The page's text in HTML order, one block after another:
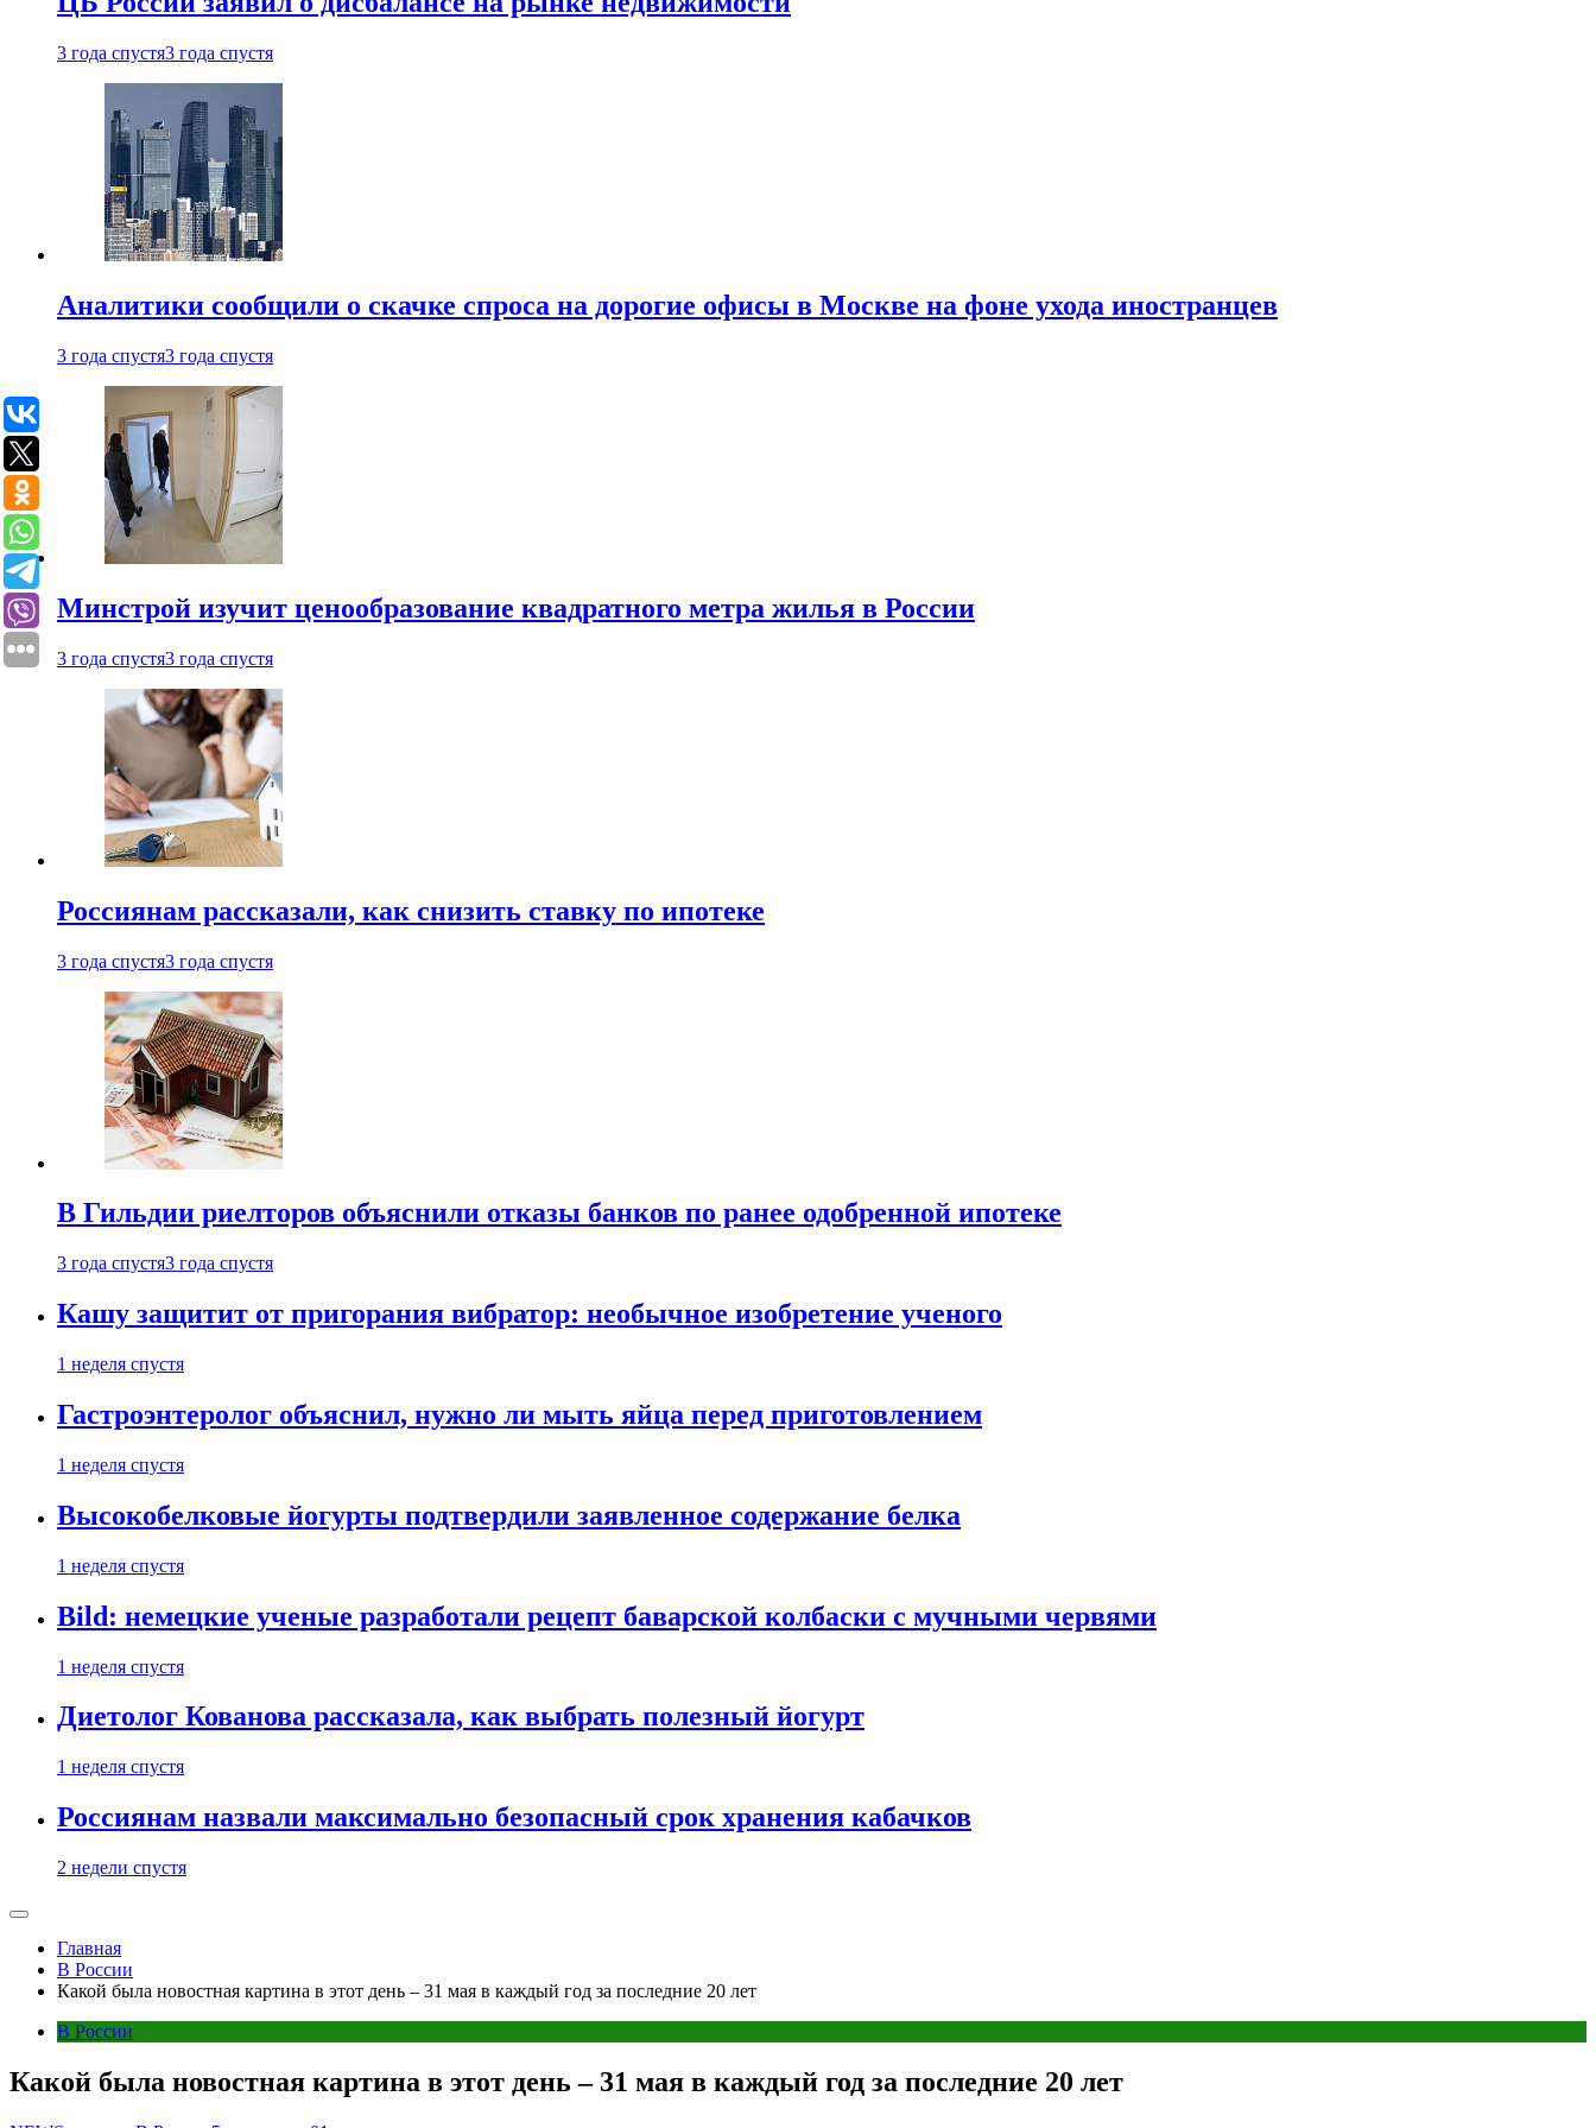
3 года спустя3 года спустя
Аналитики сообщили о скачке спроса на дорогие офисы в Москве на фоне ухода иностранцев
3 года спустя3 года спустя
Минстрой изучит ценообразование квадратного метра жилья в России
3 года спустя3 года спустя
Россиянам рассказали, как снизить ставку по ипотеке
3 года спустя3 года спустя
В Гильдии риелторов объяснили отказы банков по ранее одобренной ипотеке
3 года спустя3 года спустя
Кашу защитит от пригорания вибратор: необычное изобретение ученого
1 неделя спустя
Гастроэнтеролог объяснил, нужно ли мыть яйца перед приготовлением
1 неделя спустя
Высокобелковые йогурты подтвердили заявленное содержание белка
1 неделя спустя
Bild: немецкие ученые разработали рецепт баварской колбаски с мучными червями
1 неделя спустя
Диетолог Кованова рассказала, как выбрать полезный йогурт
1 неделя спустя
Россиянам назвали максимально безопасный срок хранения кабачков
2 недели спустя
Главная
В России
Какой была новостная картина в этот день – 31 мая в каждый год за последние 20 лет
В России
Какой была новостная картина в этот день – 31 мая в каждый год за последние 20 лет